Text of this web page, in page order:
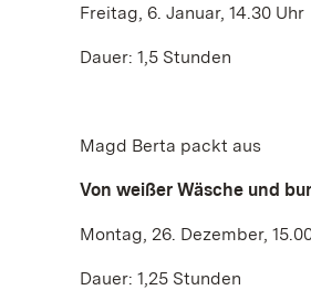
Freitag, 6. Januar, 14.30 Uhr
Dauer: 1,5 Stunden
Magd Berta packt aus
Von weißer Wäsche und
Montag, 26. Dezember,
Dauer: 1,25 Stunden